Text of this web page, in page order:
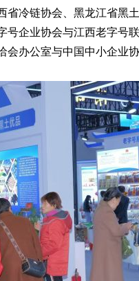
省冷链协会、黑龙江省黑
号企业协会与江西老字号
会办公室与中国中小企业